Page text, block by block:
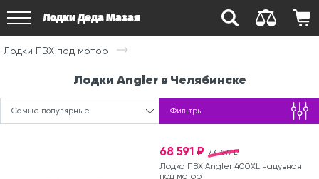
Лодки Деда Мазая
Лодки ПВХ под мотор
Лодки Angler в Челябинске
Самые популярные Фильтры
73 359 ₽
68 591 ₽
Лодка ПВХ Angler 400XL надувная
под мотор